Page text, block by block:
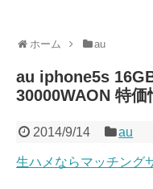
ホーム au
au iphone5s
30000WAON 特価
2014/9/14 au
生ハメならマッチング